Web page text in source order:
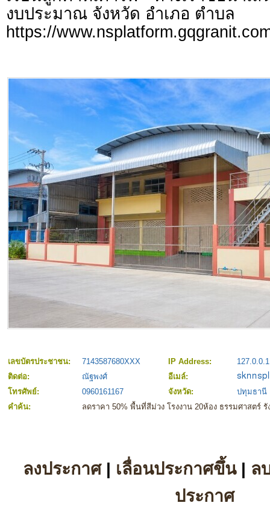
งบประมาณ จังหวัด อำเภอ ตำบล
https://
เลขบัตรประชาชน: 7143587680XXX IP Address:
127.0.0.1
ติดต่อ:
ณัฐพงศ์
อีเมล์:
โทรศัพย์:
0960161167 จังหวัด:
ปทุมธานี
คำค้น:
ลดราคา 50% พื้นที่สีม่วง โรงงาน 20ห้อง ธรรมศาสตร์
ลงประกาศ| เลื่อนประกาศขึ้น| ล
ประกาศ